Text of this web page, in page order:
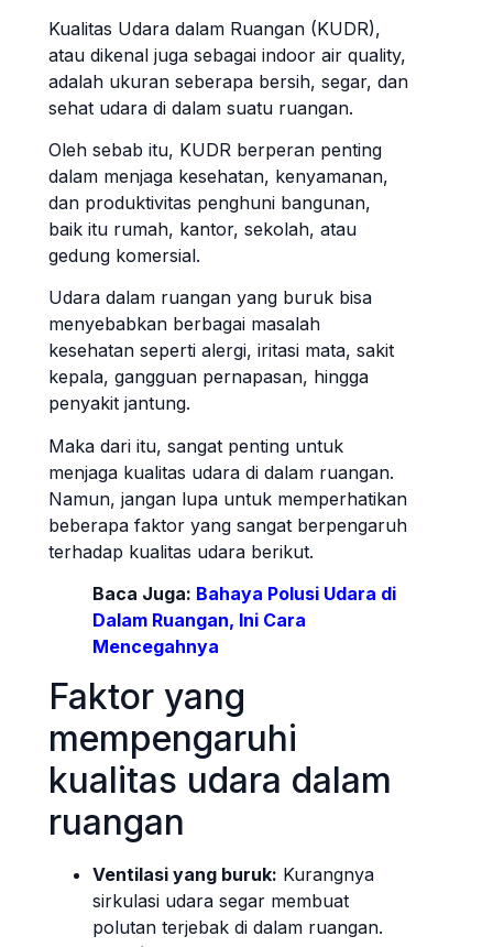
Kualitas Udara dalam Ruangan (KUDR),
atau dikenal juga sebagai indoor air quality,
adalah ukuran seberapa bersih, segar, dan
sehat udara di dalam suatu ruangan.
Oleh sebab itu, KUDR berperan penting
dalam menjaga kesehatan, kenyamanan,
dan produktivitas penghuni bangunan,
baik itu rumah, kantor, sekolah, atau
gedung komersial.
Udara dalam ruangan yang buruk bisa
menyebabkan berbagai masalah
kesehatan seperti alergi, iritasi mata, sakit
kepala, gangguan pernapasan, hingga
penyakit jantung.
Maka dari itu, sangat penting untuk
menjaga kualitas udara di dalam ruangan.
Namun, jangan lupa untuk memperhatikan
beberapa faktor yang sangat berpengaruh
terhadap kualitas udara berikut.
Baca Juga: Bahaya Polusi Udara di
Dalam Ruangan, Ini Cara
Mencegahnya
Faktor yang
mempengaruhi
kualitas udara dalam
ruangan
Ventilasi yang buruk: Kurangnya
sirkulasi udara segar membuat
polutan terjebak di dalam ruangan.